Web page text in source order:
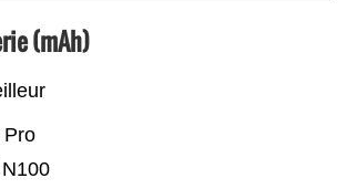
(mAh)
Pro